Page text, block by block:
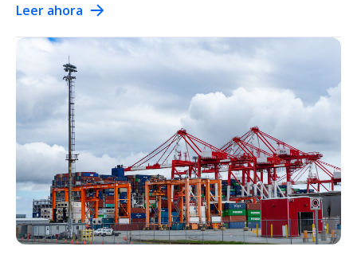
Leer ahora